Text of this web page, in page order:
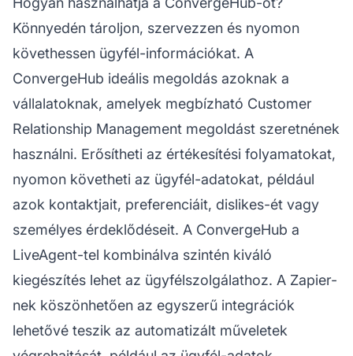
Könnyedén tároljon, szervezzen és nyomon
követhessen ügyfél-információkat. A
ConvergeHub ideális megoldás azoknak a
vállalatoknak, amelyek megbízható Customer
Relationship Management megoldást szeretnének
használni. Erősítheti az értékesítési folyamatokat,
nyomon követheti az ügyfél-adatokat, például
azok kontaktjait, preferenciáit, dislikes-ét vagy
személyes érdeklődéseit. A ConvergeHub a
LiveAgent-tel kombinálva szintén kiváló
kiegészítés lehet az ügyfélszolgálathoz. A Zapier-
nek köszönhetően az egyszerű integrációk
lehetővé teszik az automatizált műveletek